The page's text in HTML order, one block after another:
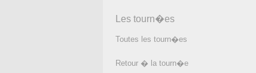
Les tourn�es
Toutes les tourn�es
Retour � la tourn�e